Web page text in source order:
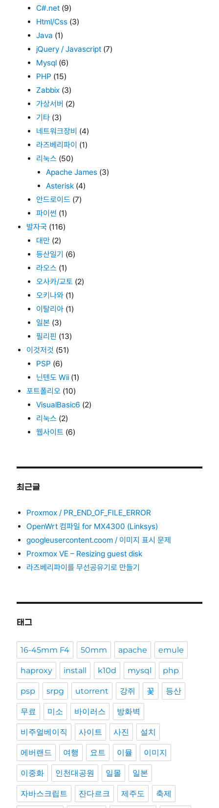
C#.net (9)
Html/Css (3)
Java (1)
jQuery / Javascript (7)
Mysql (6)
PHP (15)
Zabbix (3)
가상서버 (2)
기타 (3)
네트워크장비 (4)
라즈베리파이 (1)
리눅스 (50)
Apache James (3)
Asterisk (4)
안드로이드 (7)
파이썬 (1)
발자국 (116)
대만 (2)
등산일기 (6)
라오스 (1)
오사카/교토 (2)
오키나와 (1)
이탈리아 (1)
일본 (3)
필리핀 (13)
이것저것 (51)
PSP (6)
닌텐도 Wii (1)
포트폴리오 (10)
VisualBasic6 (2)
리눅스 (2)
웹사이트 (6)
최근글
Proxmox / PR_END_OF_FILE_ERROR
OpenWrt 컴파일 for MX4300 (Linksys)
googleusercontent.coom / 이미지 표시 문제
Proxmox VE – Resizing guest disk
라즈베리파이를 무선공유기로 만들기
태그
16-45mm F4 50mm apache emule
haproxy install k10d mysql php
psp srpg utorrent 강쥐 꽃 등산
무료 미소 바이러스 방화벽
비주얼베이직 사이트 사진 설치
에버랜드 여행 요트 이뮬 이미지
이중화 인천대공원 일몰 일본
자바스크립트 잔다르크 제주도 축제